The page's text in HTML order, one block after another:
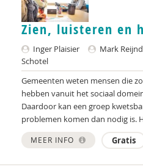
Zien, luisteren en
Inger Plaisier Mark
Schotel
Gemeenten weten mensen die
hebben vanuit het sociaal
Daardoor kan een groep
problemen komen dan nodig is.
MEER INFO Gratis